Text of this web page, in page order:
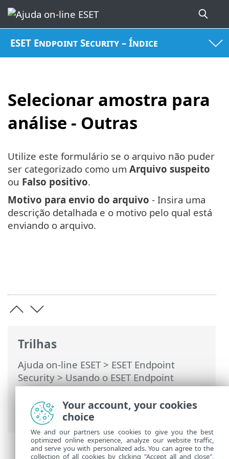
ESET Endpoint Security – Índice
Selecionar amostra para
análise - Outras
Trilhas
Ajuda on-line ESET> ESET Endpoint
Security>Usando o ESET Endpoint
Security>Ferramentas>Envio de
amostras para análise> Selecionar
amostra para análise - Outras
Utilize este formulário se o arquivo não puder
ser categorizado como um Arquivo suspeito
ou Falso positivo.
Motivo para envio do arquivo - Insira uma
descrição detalhada e o motivo pelo qual está
enviando o arquivo.
Your account, your cookies
choice
We and our partners use cookies to give you the best
optimized online experience, analyze our website traffic,
and serve you with personalized ads. You can agree to the
collection of all cookies by clicking "Accept all and close",